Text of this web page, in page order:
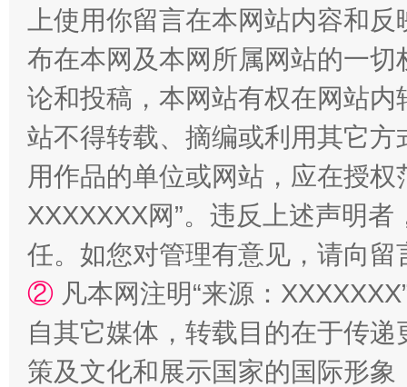
国家大学科技园优化重塑工作
上使用你留言在本网站内容和
布在本网及本网所属网站的一
论和投稿，本网站有权在网站
站不得转载、摘编或利用其它
用作品的单位或网站，应在授
XXXXXXX网”。违反上述声明
任。如您对管理有意见，请向
② 凡本网注明“来源：
自其它媒体，转载目的在于传
策及文化和展示国家的国际形